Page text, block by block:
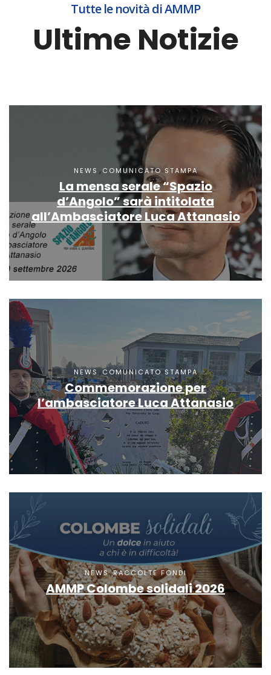
Tutte le novità di AMMP
Ultime Notizie
NEWS , COMUNICATO STAMPA
La mensa serale “Spazio
d’Angolo” sarà intitolata
all’Ambasciatore Luca Attanasio
NEWS ,COMUNICATO STAMPA
Commemorazione per
l’ambasciatore Luca Attanasio
NEWS,RACCOLTE FONDI
AMMP Colombe solidali 2026